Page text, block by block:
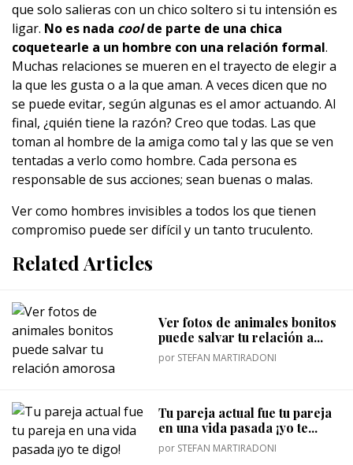
que solo salieras con un chico soltero si tu intensión es
ligar. No es nada coolde parte de una chica
coquetearle a un hombre con una relación formal.
Muchas relaciones se mueren en el trayecto de elegir a
la que les gusta o a la que aman. A veces dicen que no
se puede evitar, según algunas es el amor actuando. Al
final, ¿quién tiene la razón? Creo que todas. Las que
toman al hombre de la amiga como tal y las que se ven
tentadas a verlo como hombre. Cada persona es
responsable de sus acciones; sean buenas o malas.
Ver como hombres invisibles a todos los que tienen
compromiso puede ser difícil y un tanto truculento.
Related Articles
Ver fotos de animales bonitos
puede salvar tu relación a...
por STEFAN MARTIRADONI
Tu pareja actual fue tu pareja
en una vida pasada ¡yo te...
por STEFAN MARTIRADONI